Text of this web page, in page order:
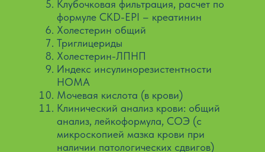
Клубочковая фильтрация, расчет по
формуле CKD-EPI – креатинин
Холестерин общий
Триглицериды
Холестерин-ЛПНП
Индекс инсулинорезистентности
HOMA
Мочевая кислота (в крови)
Клинический анализ крови: общий
анализ, лейкоформула, СОЭ (с
микроскопией мазка крови при
наличии патологических сдвигов)